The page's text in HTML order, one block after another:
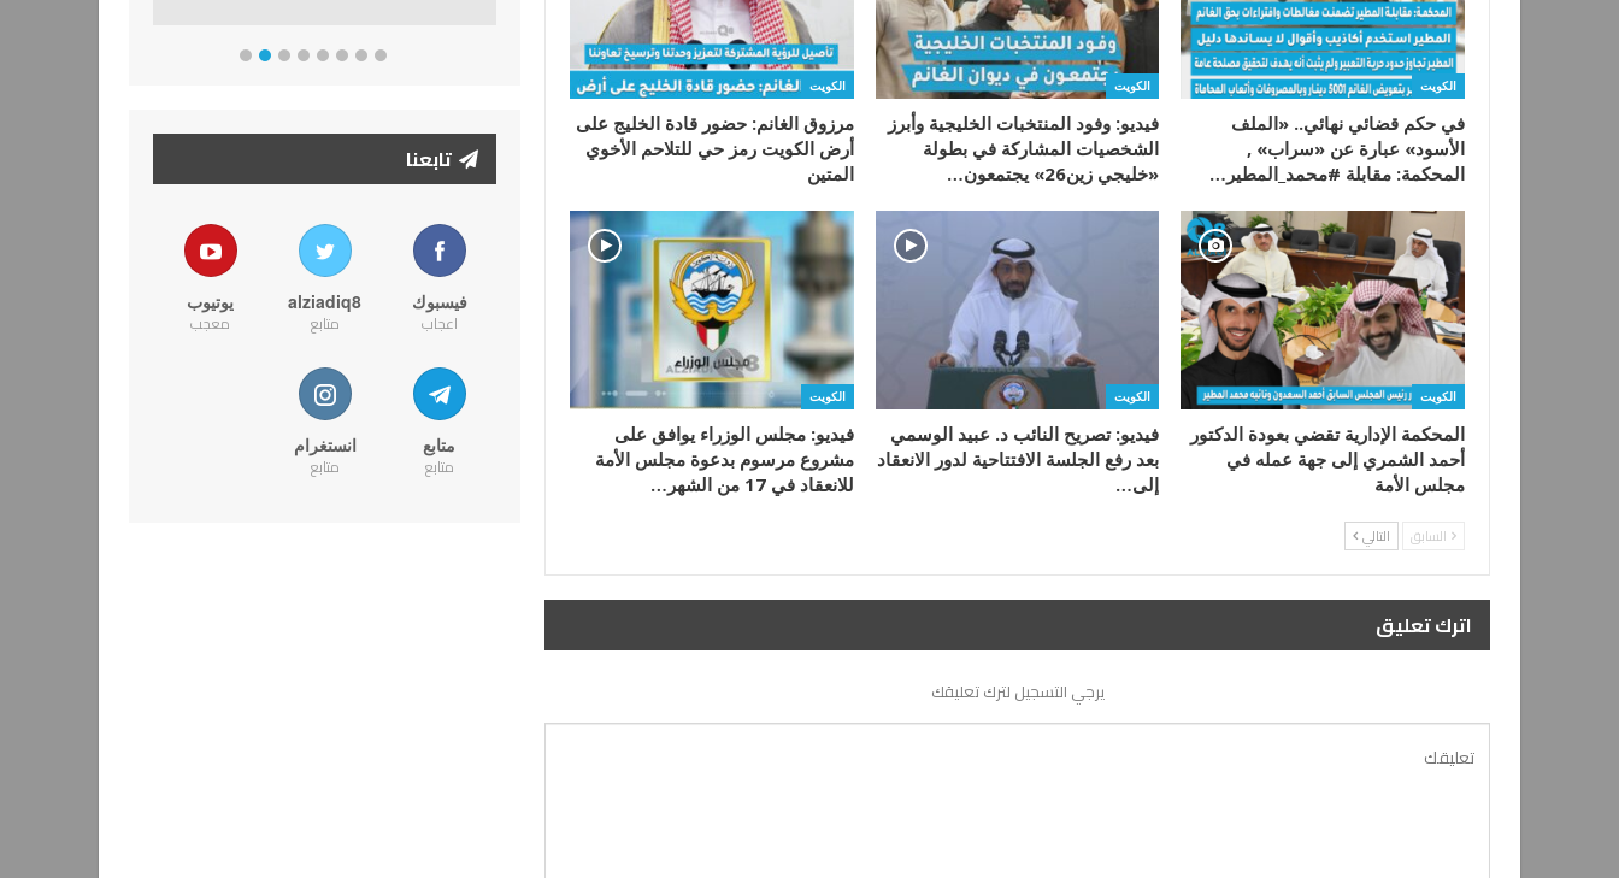
الكويت
في حكم قضائي نهائي.. «الملف
الأسود» عبارة عن «سراب» ,
المحكمة: مقابلة #محمد_المطير…
الكويت
فيديو: وفود المنتخبات الخليجية وأبرز
الشخصيات المشاركة في بطولة
«خليجي زين26» يجتمعون…
الكويت
مرزوق الغانم: حضور قادة الخليج على
أرض الكويت رمز حي للتلاحم الأخوي
المتين
الكويت
المحكمة الإدارية تقضي بعودة الدكتور
أحمد الشمري إلى جهة عمله في
مجلس الأمة
الكويت
فيديو: تصريح النائب د. عبيد الوسمي
بعد رفع الجلسة الافتتاحية لدور الانعقاد
إلى…
الكويت
فيديو: مجلس الوزراء يوافق على
مشروع مرسوم بدعوة مجلس الأمة
للانعقاد في 17 من الشهر…
السابق التالي
اترك تعليق
يرجي التسجيل لترك تعليقك
تابعنا
فيسبوك
اعجاب
alziadiq8
متابع
يوتيوب
معجب
متابع
متابع
انستغرام
متابع